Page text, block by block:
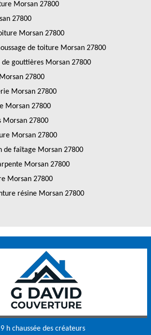
Morsan 27800
27800
Morsan 27800
de toiture Morsan 27800
de gouttières Morsan 27800
27800
Morsan 27800
Morsan 27800
Morsan 27800
Morsan 27800
de faîtage Morsan 27800
Morsan 27800
Morsan 27800
résine Morsan 27800
9 h chaussée des créateurs